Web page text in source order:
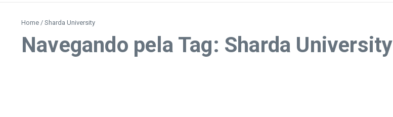
Home / Sharda University
Navegando pela Tag: Sharda University